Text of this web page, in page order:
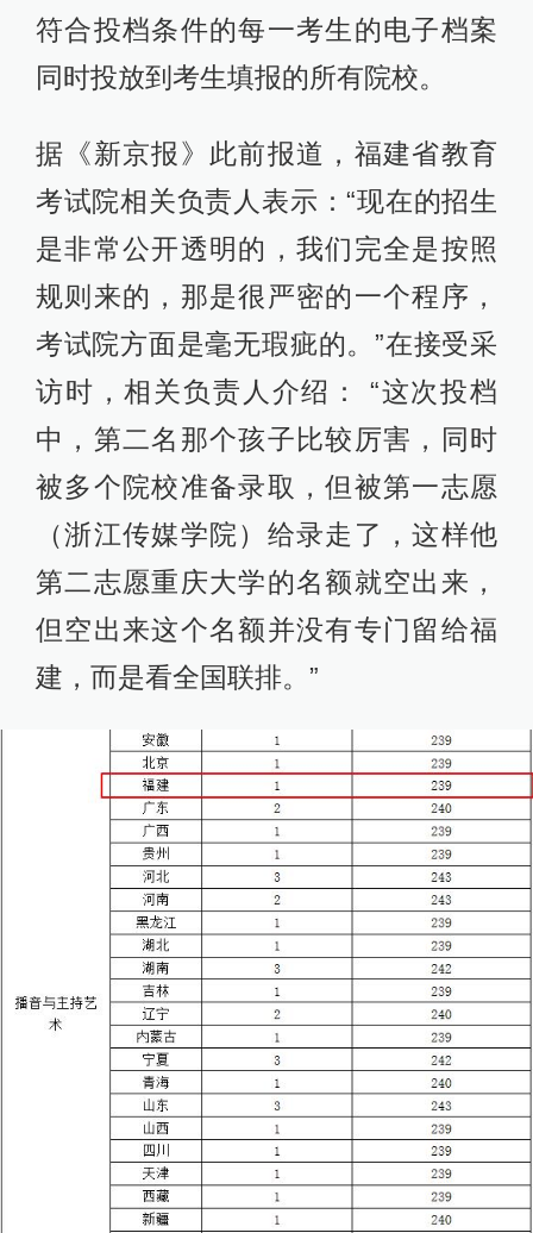
符合投档条件的每一考生的电子档案
同时投放到考生填报的所有院校。
据《新京报》此前报道，福建省教育
考试院相关负责人表示：“现在的招生
是非常公开透明的，我们完全是按照
规则来的，那是很严密的一个程序，
考试院方面是毫无瑕疵的。”在接受采
访时，相关负责人介绍： “这次投档
中，第二名那个孩子比较厉害，同时
被多个院校准备录取，但被第一志愿
（浙江传媒学院）给录走了，这样他
第二志愿重庆大学的名额就空出来，
但空出来这个名额并没有专门留给福
建，而是看全国联排。”